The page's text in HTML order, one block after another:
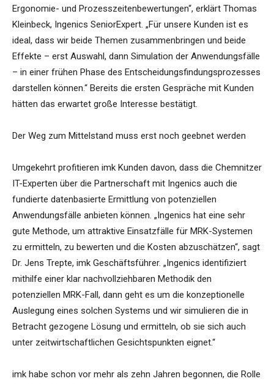
Ergonomie- und Prozesszeitenbewertungen“, erklärt Thomas
Kleinbeck, Ingenics SeniorExpert. „Für unsere Kunden ist es
ideal, dass wir beide Themen zusammenbringen und beide
Effekte – erst Auswahl, dann Simulation der Anwendungsfälle
– in einer frühen Phase des Entscheidungsfindungsprozesses
darstellen können.“ Bereits die ersten Gespräche mit Kunden
hätten das erwartet große Interesse bestätigt.
Der Weg zum Mittelstand muss erst noch geebnet werden
Umgekehrt profitieren imk Kunden davon, dass die Chemnitzer
IT-Experten über die Partnerschaft mit Ingenics auch die
fundierte datenbasierte Ermittlung von potenziellen
Anwendungsfälle anbieten können. „Ingenics hat eine sehr
gute Methode, um attraktive Einsatzfälle für MRK-Systemen
zu ermitteln, zu bewerten und die Kosten abzuschätzen“, sagt
Dr. Jens Trepte, imk Geschäftsführer. „Ingenics identifiziert
mithilfe einer klar nachvollziehbaren Methodik den
potenziellen MRK-Fall, dann geht es um die konzeptionelle
Auslegung eines solchen Systems und wir simulieren die in
Betracht gezogene Lösung und ermitteln, ob sie sich auch
unter zeitwirtschaftlichen Gesichtspunkten eignet.“
imk habe schon vor mehr als zehn Jahren begonnen, die Rolle